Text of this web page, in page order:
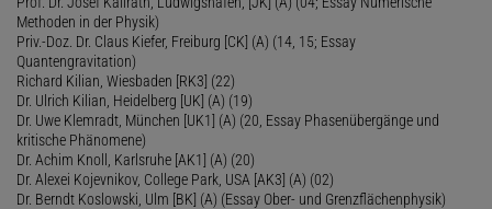
Methoden in der Physik)
Priv.-Doz. Dr. Claus Kiefer, Freiburg [CK] (A) (14, 15; Essay
Quantengravitation)
Richard Kilian, Wiesbaden [RK3] (22)
Dr. Ulrich Kilian, Heidelberg [UK] (A) (19)
Dr. Uwe Klemradt, München [UK1] (A) (20, Essay Phasenübergänge und
kritische Phänomene)
Dr. Achim Knoll, Karlsruhe [AK1] (A) (20)
Dr. Alexei Kojevnikov, College Park, USA [AK3] (A) (02)
Dr. Berndt Koslowski, Ulm [BK] (A) (Essay Ober- und Grenzflächenphysik)